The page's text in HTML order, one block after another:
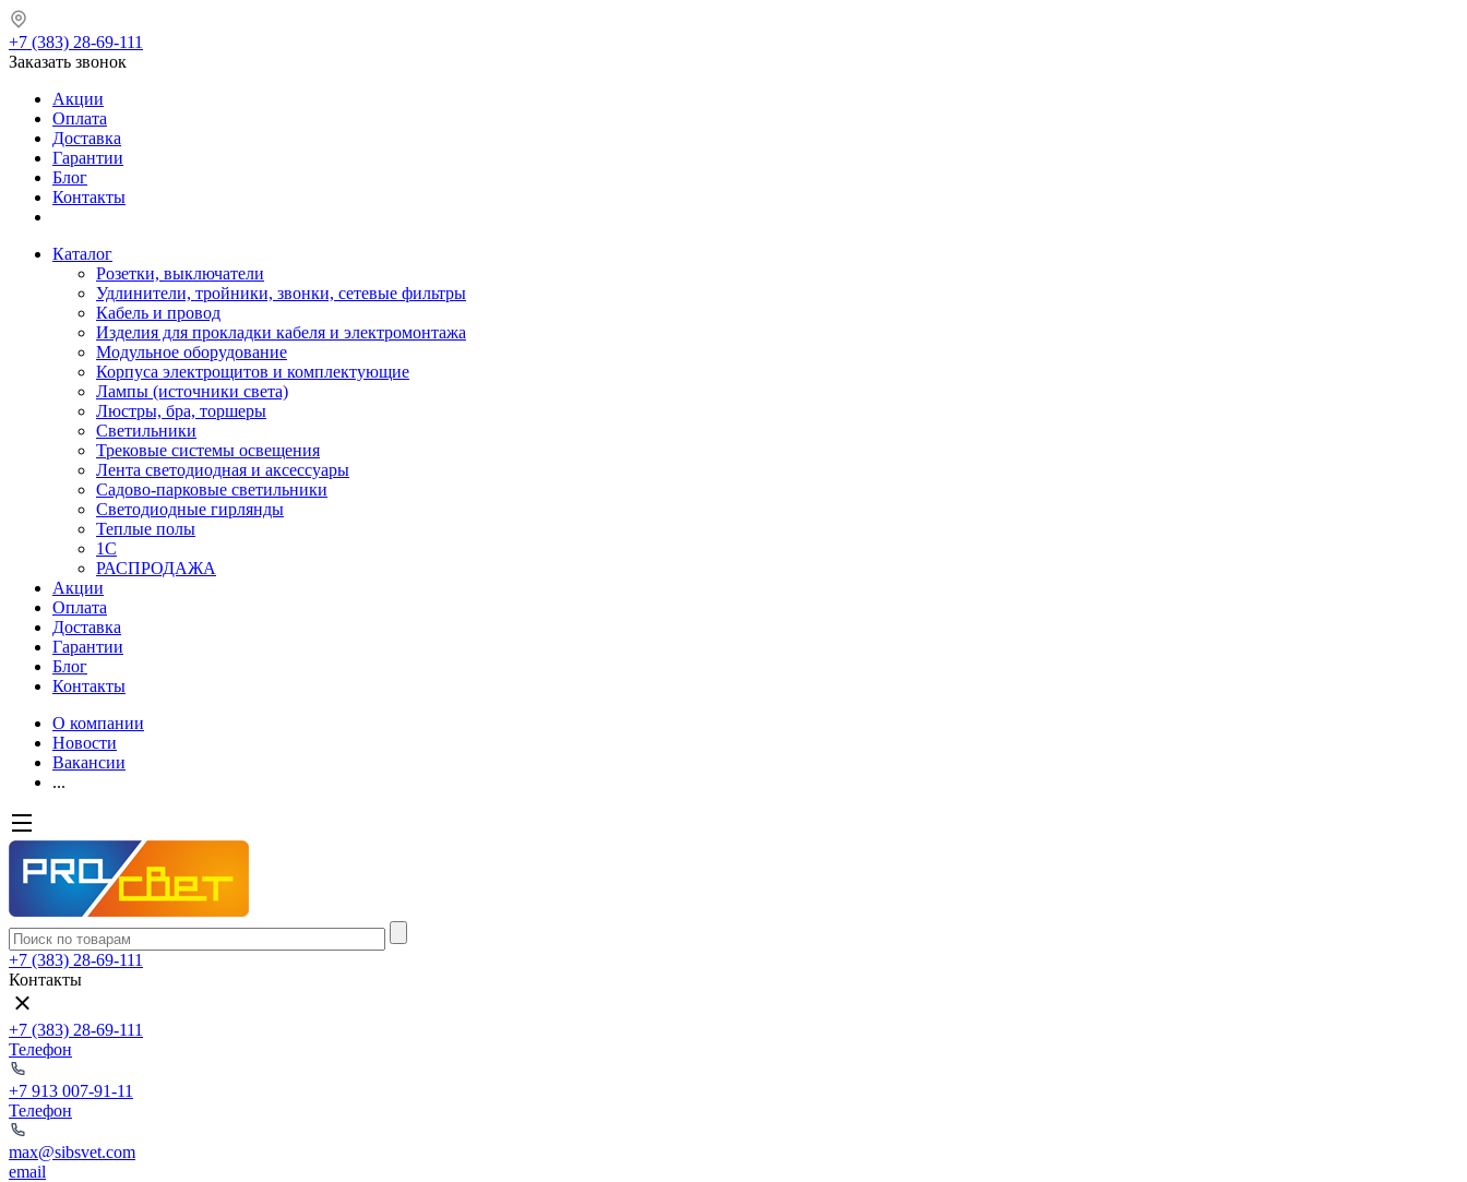
+7 (383) 28-69-111
Заказать звонок
Акции
Оплата
Доставка
Гарантии
Блог
Контакты
Каталог
Розетки, выключатели
Удлинители, тройники, звонки, сетевые фильтры
Кабель и провод
Изделия для прокладки кабеля и электромонтажа
Модульное оборудование
Корпуса электрощитов и комплектующие
Лампы (источники света)
Люстры, бра, торшеры
Светильники
Трековые системы освещения
Лента светодиодная и аксессуары
Садово-парковые светильники
Светодиодные гирлянды
Теплые полы
1С
РАСПРОДАЖА
Акции
Оплата
Доставка
Гарантии
Блог
Контакты
О компании
Новости
Вакансии
...
+7 (383) 28-69-111
Контакты
+7 (383) 28-69-111
Телефон
+7 913 007-91-11
Телефон
max@sibsvet.com
email